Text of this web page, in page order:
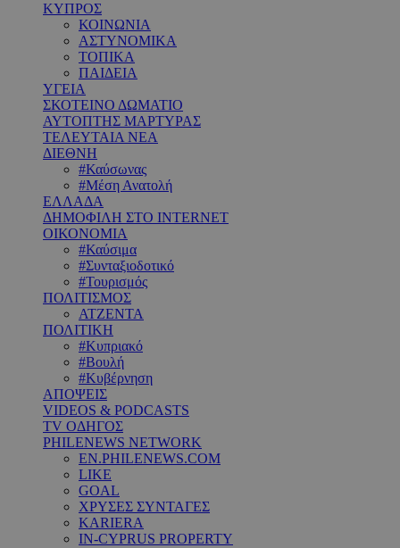
ΚΥΠΡΟΣ
ΚΟΙΝΩΝΙΑ
ΑΣΤΥΝΟΜΙΚΑ
ΤΟΠΙΚΑ
ΠΑΙΔΕΙΑ
ΥΓΕΙΑ
ΣΚΟΤΕΙΝΟ ΔΩΜΑΤΙΟ
ΑΥΤΟΠΤΗΣ ΜΑΡΤΥΡΑΣ
ΤΕΛΕΥΤΑΙΑ ΝΕΑ
ΔΙΕΘΝΗ
#Καύσωνας
#Μέση Ανατολή
ΕΛΛΑΔΑ
ΔΗΜΟΦΙΛΗ ΣΤΟ INTERNET
ΟΙΚΟΝΟΜΙΑ
#Καύσιμα
#Συνταξιοδοτικό
#Τουρισμός
ΠΟΛΙΤΙΣΜΟΣ
ΑΤΖΕΝΤΑ
ΠΟΛΙΤΙΚΗ
#Κυπριακό
#Βουλή
#Κυβέρνηση
ΑΠΟΨΕΙΣ
VIDEOS & PODCASTS
TV ΟΔΗΓΟΣ
PHILENEWS NETWORK
EN.PHILENEWS.COM
LIKE
GOAL
ΧΡΥΣΕΣ ΣΥΝΤΑΓΕΣ
KARIERA
IN-CYPRUS PROPERTY